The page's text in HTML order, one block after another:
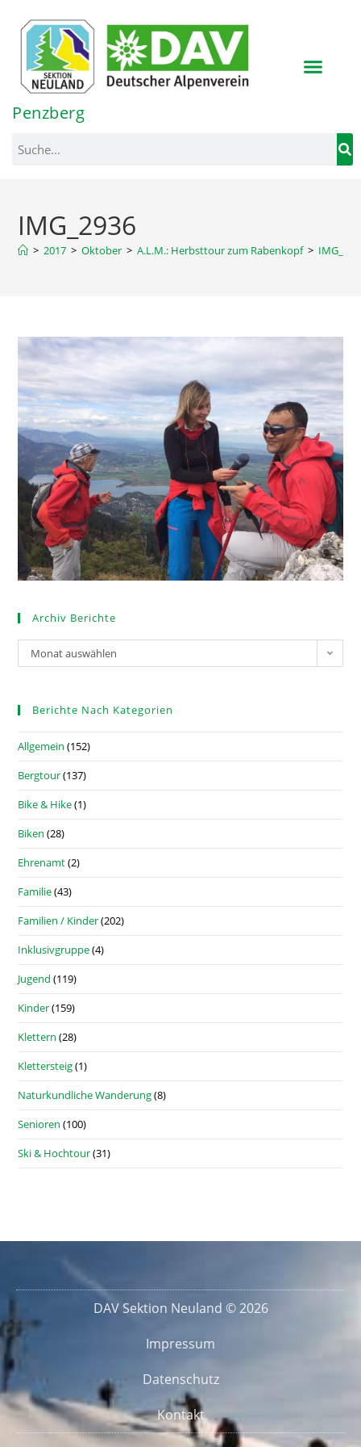
springen
Penzberg
IMG_2936
> 2017 > Oktober > A.L.M.: Herbsttour zum Rabenkopf >
Archiv Berichte
Monat auswählen
Berichte Nach Kategorien
Allgemein (152)
Bergtour(137)
Bike & Hike(1)
Biken (28)
Ehrenamt(2)
Familie(43)
Familien / Kinder(202)
Inklusivgruppe(4)
Jugend (119)
Kinder(159)
Klettern (28)
Klettersteig(1)
Naturkundliche Wanderung(8)
Senioren (100)
Ski & Hochtour(31)
DAV Sektion Neuland © 2026
Impressum
Datenschutz
Kontakt